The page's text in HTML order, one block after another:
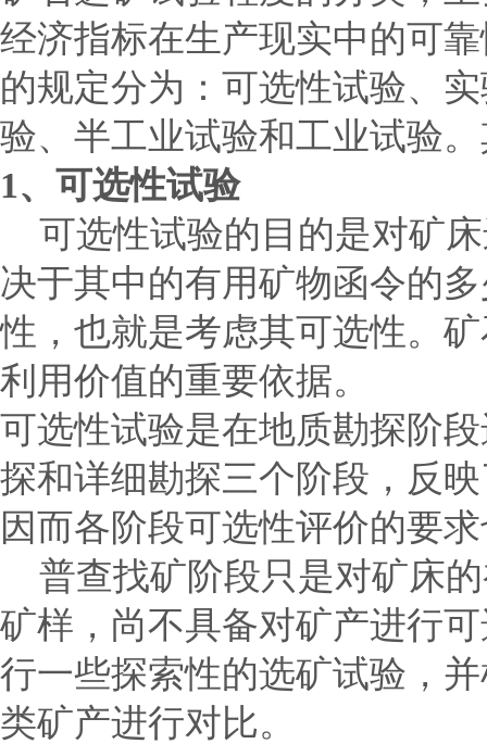
经济指标在生产现实中的可
的规定分为：可选性试验、
验、半工业试验和工业试验
1、可选性试验
可选性试验的目的是对矿
决于其中的有用矿物函令的
性，也就是考虑其可选性。
利用价值的重要依据。
可选性试验是在地质勘探阶
探和详细勘探三个阶段，反
因而各阶段可选性评价的要
普查找矿阶段只是对矿床
矿样，尚不具备对矿产进行
行一些探索性的选矿试验，
类矿产进行对比。